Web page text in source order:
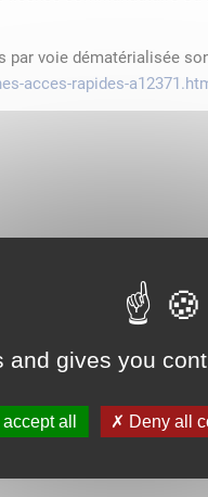
gives you
all Deny all
par voie dématérialisée
acces-rapides-
européen avec des
européen avec des
européen avec des